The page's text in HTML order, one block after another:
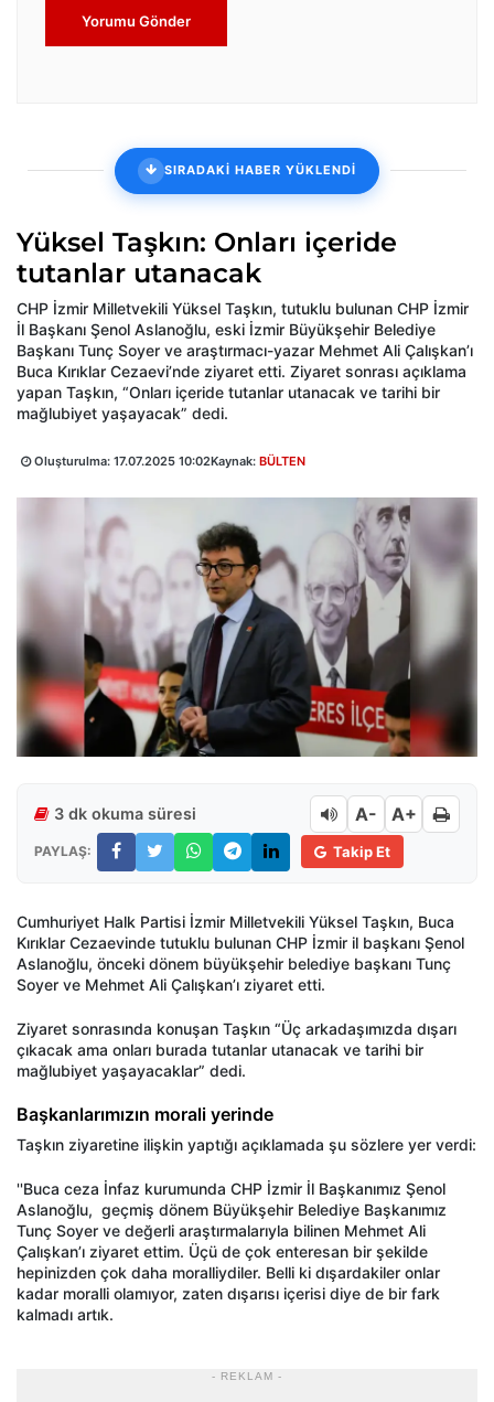
Yorumu Gönder
SIRADAKİ HABER YÜKLENDİ
Yüksel Taşkın: Onları içeride
tutanlar utanacak
CHP İzmir Milletvekili Yüksel Taşkın, tutuklu bulunan CHP İzmir
İl Başkanı Şenol Aslanoğlu, eski İzmir Büyükşehir Belediye
Başkanı Tunç Soyer ve araştırmacı-yazar Mehmet Ali Çalışkan’ı
Buca Kırıklar Cezaevi’nde ziyaret etti. Ziyaret sonrası açıklama
yapan Taşkın, “Onları içeride tutanlar utanacak ve tarihi bir
mağlubiyet yaşayacak” dedi.
Oluşturulma: 17.07.2025 10:02Kaynak: BÜLTEN
3 dk okuma süresi A- A+
PAYLAŞ: Takip Et
Cumhuriyet Halk Partisi İzmir Milletvekili Yüksel Taşkın, Buca
Kırıklar Cezaevinde tutuklu bulunan CHP İzmir il başkanı Şenol
Aslanoğlu, önceki dönem büyükşehir belediye başkanı Tunç
Soyer ve Mehmet Ali Çalışkan’ı ziyaret etti.
Ziyaret sonrasında konuşan Taşkın “Üç arkadaşımızda dışarı
çıkacak ama onları burada tutanlar utanacak ve tarihi bir
mağlubiyet yaşayacaklar” dedi.
Başkanlarımızın morali yerinde
Taşkın ziyaretine ilişkin yaptığı açıklamada şu sözlere yer verdi:
''Buca ceza İnfaz kurumunda CHP İzmir İl Başkanımız Şenol
Aslanoğlu, geçmiş dönem Büyükşehir Belediye Başkanımız
Tunç Soyer ve değerli araştırmalarıyla bilinen Mehmet Ali
Çalışkan’ı ziyaret ettim. Üçü de çok enteresan bir şekilde
hepinizden çok daha moralliydiler. Belli ki dışardakiler onlar
kadar moralli olamıyor, zaten dışarısı içerisi diye de bir fark
kalmadı artık.
- REKLAM -